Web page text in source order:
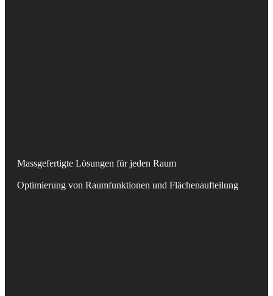
Massgefertigte Lösungen für jeden Raum
Optimierung von Raumfunktionen und Flächenaufteilung